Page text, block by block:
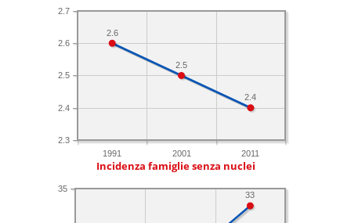
1991 2001 2011
2.3
2.4
2.5
2.6
2.7
2.4
2.5
2.6
Incidenza famiglie senza nuclei
35
33